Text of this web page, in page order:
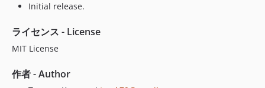
Initial release.
ライセンス - License
MIT License
作者 - Author